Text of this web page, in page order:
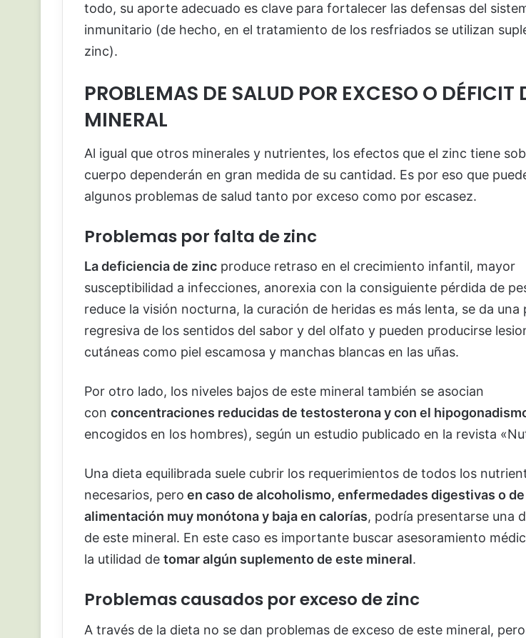
todo, su aporte adecuado es clave para fortalecer las defensas del
inmunitario (de hecho, en el tratamiento de los resfriados se utilizan
zinc).
PROBLEMAS DE SALUD POR EXCESO O DÉFICIT
MINERAL
Al igual que otros minerales y nutrientes, los efectos que el zinc tiene
cuerpo dependerán en gran medida de su cantidad. Es por eso que
algunos problemas de salud tanto por exceso como por escasez.
Problemas por falta de zinc
La deficiencia de zinc produce retraso en el crecimiento infantil, mayor
susceptibilidad a infecciones, anorexia con la consiguiente pérdida de
reduce la visión nocturna, la curación de heridas es más lenta, se da una
regresiva de los sentidos del sabor y del olfato y pueden producirse
cutáneas como piel escamosa y manchas blancas en las uñas.
Por otro lado, los niveles bajos de este mineral también se asocian
con concentraciones reducidas de testosterona y con el
encogidos en los hombres), según un estudio publicado en la revista
Una dieta equilibrada suele cubrir los requerimientos de todos los
necesarios, pero en caso de alcoholismo, enfermedades digestivas o
alimentación muy monótona y baja en calorías, podría presentarse una
de este mineral. En este caso es importante buscar asesoramiento
la utilidad de tomar algún suplemento de este mineral.
Problemas causados por exceso de zinc
A través de la dieta no se dan problemas de exceso de este mineral,